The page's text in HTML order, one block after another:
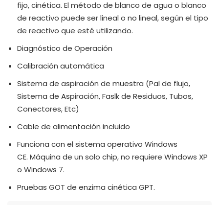
fijo, cinética. El método de blanco de agua o blanco
de reactivo puede ser lineal o no lineal, según el tipo
de reactivo que esté utilizando.
Diagnóstico de Operación
Calibración automática
Sistema de aspiración de muestra (Pal de flujo,
Sistema de Aspiración, Faslk de Residuos, Tubos,
Conectores, Etc)
Cable de alimentación incluido
Funciona con el sistema operativo Windows
CE. Máquina de un solo chip, no requiere Windows XP
o Windows 7.
Pruebas GOT de enzima cinética GPT.